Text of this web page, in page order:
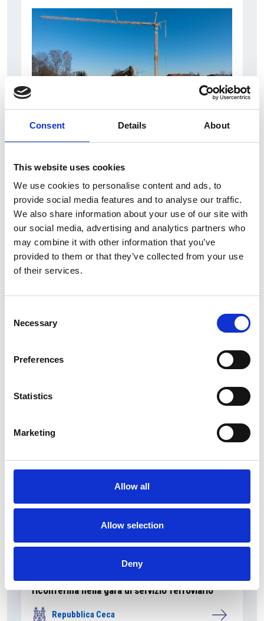
Consent Details About
This website uses cookies
We use cookies to personalise content and ads, to
provide social media features and to analyse our traffic.
We also share information about your use of our site with
our social media, advertising and analytics partners who
may combine it with other information that you’ve
provided to them or that they’ve collected from your use
of their services.
Selection
Necessary
Preferences
Statistics
Marketing
Allow all
Allow selection
Deny
costruzione di nuove abitazioni
Repubblica Ceca
La Škoda avvia la produzione del suo SUV Peaq
Repubblica Ceca
riconferma nella gara di servizio ferroviario
Repubblica Ceca